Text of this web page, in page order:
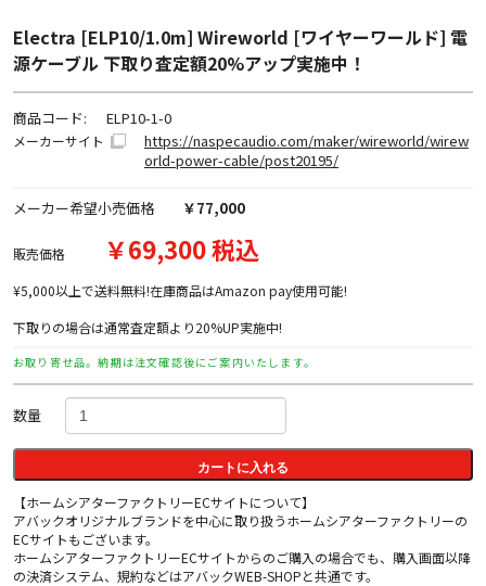
Electra [ELP10/1.0m] Wireworld [ワイヤーワールド] 電
源ケーブル 下取り査定額20%アップ実施中！
商品コード: ELP10-1-0
メーカーサイト
https://naspecaudio.com/maker/wireworld/wirew
orld-power-cable/post20195/
メーカー希望小売価格 ￥77,000
販売価格 ￥69,300 税込
¥5,000以上で送料無料!在庫商品はAmazon pay使用可能!
下取りの場合は通常査定額より20%UP実施中!
お取り寄せ品。納期は注文確認後にご案内いたします。
数量
カートに入れる
【ホームシアターファクトリーECサイトについて】
アバックオリジナルブランドを中心に取り扱うホームシアターファクトリーの
ECサイトもございます。
ホームシアターファクトリーECサイトからのご購入の場合でも、購入画面以降
の決済システム、規約などはアバックWEB-SHOPと共通です。